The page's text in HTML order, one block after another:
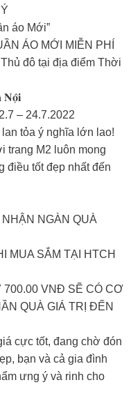
áo Mới”
ÁO MỚI MIỄN PHÍ
đô tại địa điểm Thời
𝐍𝐨̣̂𝐢
– 24.7.2022
tỏa ý nghĩa lớn lao!
trang M2 luôn mong
điều tốt đẹp nhất đến
NGÀN QUÀ
MUA SẮM TẠI HTCH
VNĐ SẼ CÓ CƠ
QUÀ GIÁ TRỊ ĐẾN
cực tốt, đang chờ đón
bạn và cả gia đình
ưng ý và rinh cho